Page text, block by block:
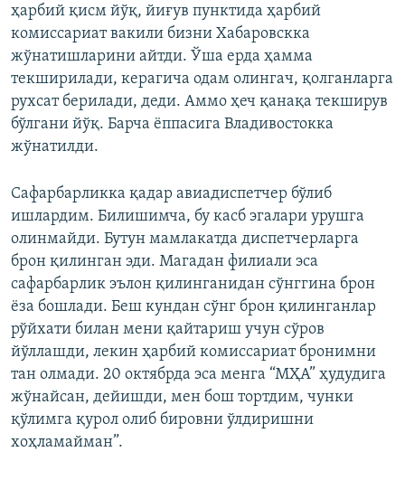
ҳарбий қисм йўқ, йиғув пунктида ҳарбий
комиссариат вакили бизни Хабаровскка
жўнатишларини айтди. Ўша ерда ҳамма
текширилади, керагича одам олингач, қолганларга
рухсат берилади, деди. Аммо ҳеч қанақа текширув
бўлгани йўқ. Барча ёппасига Владивостокка
жўнатилди.
Сафарбарликка қадар авиадиспетчер бўлиб
ишлардим. Билишимча, бу касб эгалари урушга
олинмайди. Бутун мамлакатда диспетчерларга
брон қилинган эди. Магадан филиали эса
сафарбарлик эълон қилинганидан сўнггина брон
ёза бошлади. Беш кундан сўнг брон қилинганлар
рўйхати билан мени қайтариш учун сўров
йўллашди, лекин ҳарбий комиссариат бронимни
тан олмади. 20 октябрда эса менга “МҲА” ҳудудига
жўнайсан, дейишди, мен бош тортдим, чунки
қўлимга қурол олиб бировни ўлдиришни
хоҳламайман”.